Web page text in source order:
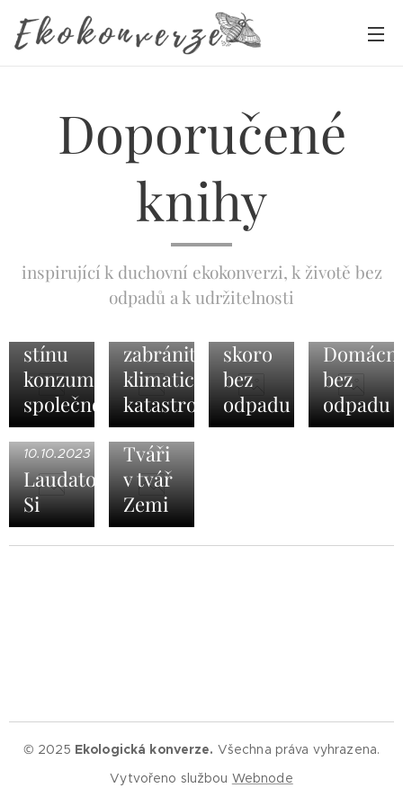
Doporučené
knihy
inspirující k duchovní ekokonverzi, k životě bez
odpadů a k udržitelnosti
Dobrý
stínu
konzumní
společnosti
03.11.2023
zabránit
klimatické
katastrofě
03.11.2023
skoro
bez
odpadu
bez
odpadu
10.10.2023
Laudato
Si
10.10.2023
Tváři
v tvář
Zemi
© 2025 Ekologická konverze. Všechna práva vyhrazena.
Vytvořeno službou Webnode